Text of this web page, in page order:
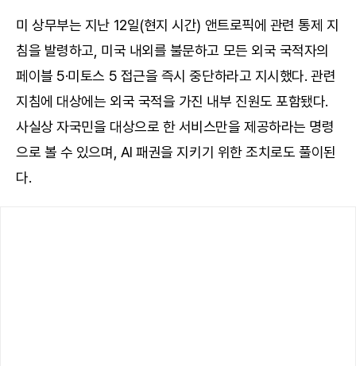
미 상무부는 지난 12일(현지 시간) 앤트로픽에 관련 통제 지
침을 발령하고, 미국 내외를 불문하고 모든 외국 국적자의
페이블 5·미토스 5 접근을 즉시 중단하라고 지시했다. 관련
지침에 대상에는 외국 국적을 가진 내부 진원도 포함됐다.
사실상 자국민을 대상으로 한 서비스만을 제공하라는 명령
으로 볼 수 있으며, AI 패권을 지키기 위한 조치로도 풀이된
다.